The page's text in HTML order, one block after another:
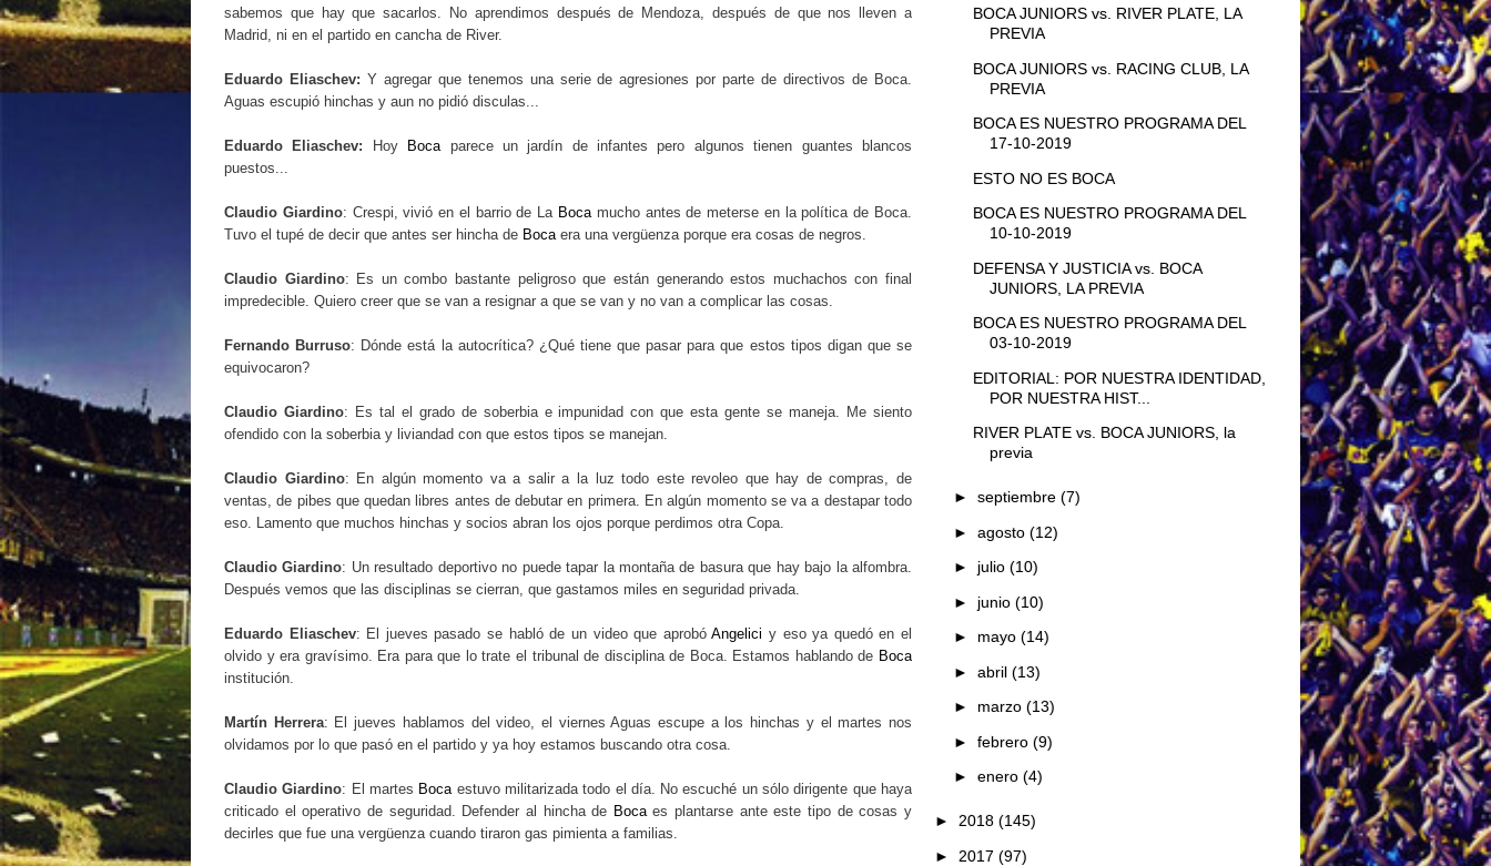
sabemos que hay que sacarlos. No aprendimos después de Mendoza, después de que nos lleven a
Madrid, ni en el partido en cancha de River.
Eduardo Eliaschev: Y agregar que tenemos una serie de agresiones por parte de directivos de Boca.
Aguas escupió hinchas y aun no pidió disculas...
Eduardo Eliaschev: Hoy Bocaparece un jardín de infantes pero algunos tienen guantes blancos
puestos...
Claudio Giardino: Crespi, vivió en el barrio de La Bocamucho antes de meterse en la política de Boca.
Tuvo el tupé de decir que antes ser hincha de Bocaera una vergüenza porque era cosas de negros.
Claudio Giardino: Es un combo bastante peligroso que están generando estos muchachos con final
impredecible. Quiero creer que se van a resignar a que se van y no van a complicar las cosas.
Fernando Burruso: Dónde está la autocrítica? ¿Qué tiene que pasar para que estos tipos digan que se
equivocaron?
Claudio Giardino: Es tal el grado de soberbia e impunidad con que esta gente se maneja. Me siento
ofendido con la soberbia y liviandad con que estos tipos se manejan.
Claudio Giardino: En algún momento va a salir a la luz todo este revoleo que hay de compras, de
ventas, de pibes que quedan libres antes de debutar en primera. En algún momento se va a destapar todo
eso. Lamento que muchos hinchas y socios abran los ojos porque perdimos otra Copa.
Claudio Giardino: Un resultado deportivo no puede tapar la montaña de basura que hay bajo la alfombra.
Después vemos que las disciplinas se cierran, que gastamos miles en seguridad privada.
Eduardo Eliaschev: El jueves pasado se habló de un video que aprobóAngelici y eso ya quedó en el
olvido y era gravísimo. Era para que lo trate el tribunal de disciplina de Boca. Estamos hablando de Boca
institución.
Martín Herrera: El jueves hablamos del video, el viernes Aguas escupe a los hinchas y el martes nos
olvidamos por lo que pasó en el partido y ya hoy estamos buscando otra cosa.
Claudio Giardino: El martes Bocaestuvo militarizada todo el día. No escuché un sólo dirigente que haya
criticado el operativo de seguridad. Defender al hincha de Bocaes plantarse ante este tipo de cosas y
decirles que fue una vergüenza cuando tiraron gas pimienta a familias.
BOCA JUNIORS vs. RIVER PLATE, LA
PREVIA
BOCA JUNIORS vs. RACING CLUB, LA
PREVIA
BOCA ES NUESTRO PROGRAMA DEL
17-10-2019
ESTO NO ES BOCA
BOCA ES NUESTRO PROGRAMA DEL
10-10-2019
DEFENSA Y JUSTICIA vs. BOCA
JUNIORS, LA PREVIA
BOCA ES NUESTRO PROGRAMA DEL
03-10-2019
EDITORIAL: POR NUESTRA IDENTIDAD,
POR NUESTRA HIST...
RIVER PLATE vs. BOCA JUNIORS, la
previa
► septiembre (7)
► agosto (12)
► julio (10)
► junio (10)
► mayo (14)
► abril (13)
► marzo (13)
► febrero (9)
► enero (4)
► 2018 (145)
► 2017 (97)